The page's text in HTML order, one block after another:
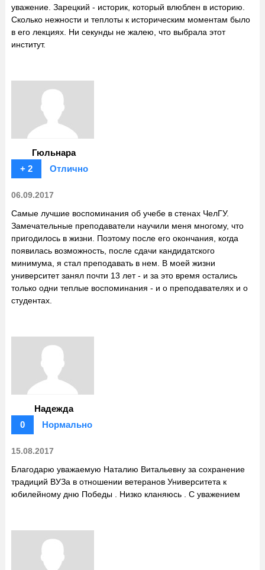
уважение. Зарецкий - историк, который влюблен в историю.
Сколько нежности и теплоты к историческим моментам было
в его лекциях. Ни секунды не жалею, что выбрала этот
институт.
Гюльнара
+ 2
Отлично
06.09.2017
Самые лучшие воспоминания об учебе в стенах ЧелГУ.
Замечательные преподаватели научили меня многому, что
пригодилось в жизни. Поэтому после его окончания, когда
появилась возможность, после сдачи кандидатского
минимума, я стал преподавать в нем. В моей жизни
университет занял почти 13 лет - и за это время остались
только одни теплые воспоминания - и о преподавателях и о
студентах.
Надежда
0
Нормально
15.08.2017
Благодарю уважаемую Наталию Витальевну за сохранение
традиций ВУЗа в отношении ветеранов Университета к
юбилейному дню Победы . Низко кланяюсь . С уважением